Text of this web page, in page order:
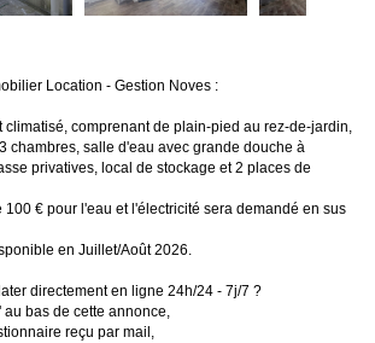
Location - Gestion Noves :
climatisé, comprenant de plain-pied au rez-de-jardin,
chambres, salle d'eau avec grande douche à
privatives, local de stockage et 2 places de
100 € pour l'eau et l'électricité sera demandé en sus
en Juillet/Août 2026.
directement en ligne 24h/24 - 7j/7 ?
bas de cette annonce,
reçu par mail,